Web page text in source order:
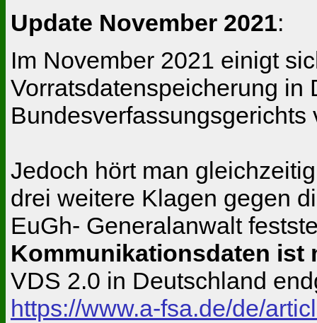
Update November 2021:
Im November 2021 einigt
Vorratsdatenspeicherung in
Jedoch hört man
drei weitere Klagen gegen
EuGh- Generalanwalt
Kommunikationsdaten ist
VDS 2.0 in Deutschland
https://www.a-fsa.de/de/